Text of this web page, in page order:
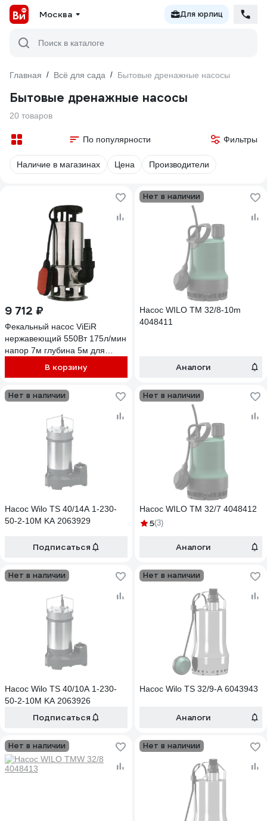
Москва Для юрлиц
Поиск в каталоге
Главная / Всё для сада / Бытовые дренажные насосы
Бытовые дренажные насосы
20 товаров
По популярности Фильтры
Наличие в магазинах Цена Производители
9 712 ₽
Фекальный насос ViEiR
нержавеющий 550Вт 175л/мин
напор 7м глубина 5м для
В корзину
Нет в наличии
Насос WILO TM 32/8-10m
4048411
Аналоги
Нет в наличии
Насос Wilo TS 40/14A 1-230-
50-2-10M KA 2063929
Подписаться
Нет в наличии
Насос WILO TM 32/7 4048412
5(3)
Аналоги
Нет в наличии
Насос Wilo TS 40/10A 1-230-
50-2-10M KA 2063926
Подписаться
Нет в наличии
Насос Wilo TS 32/9-A 6043943
Аналоги
Нет в наличии Нет в наличии